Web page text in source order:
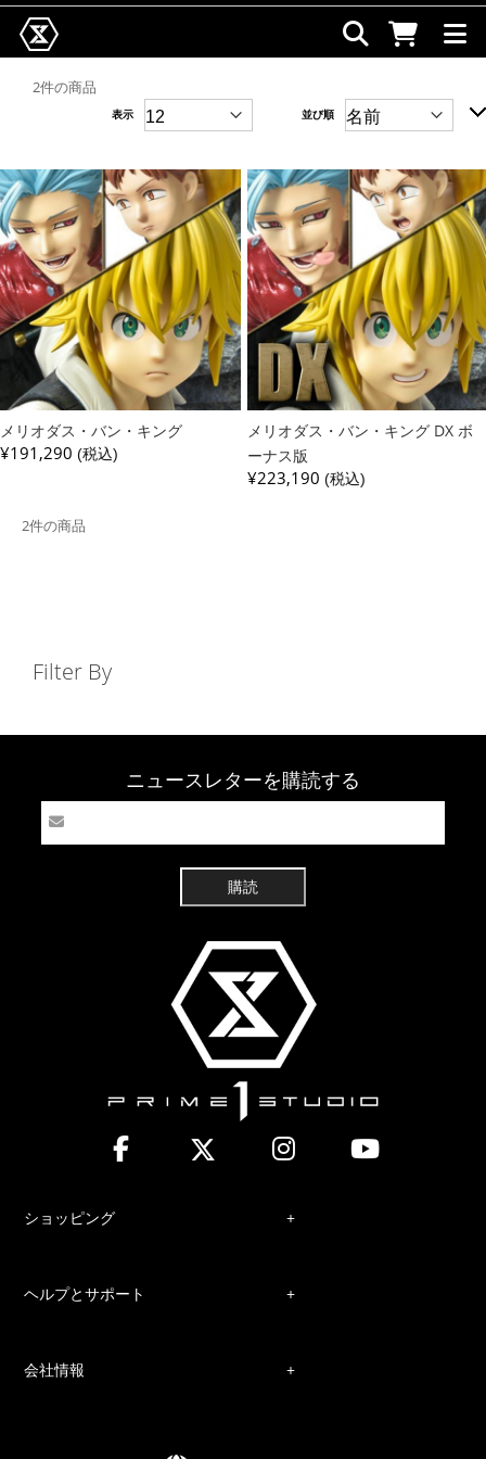
2件の商品
並び順
表示
メリオダス・バン・キング
¥191,290 (税込)
メリオダス・バン・キング DX ボ
ーナス版
¥223,190 (税込)
2件の商品
Filter By
ニュースレターを購読する
購読
ショッピング
ヘルプとサポート
会社情報